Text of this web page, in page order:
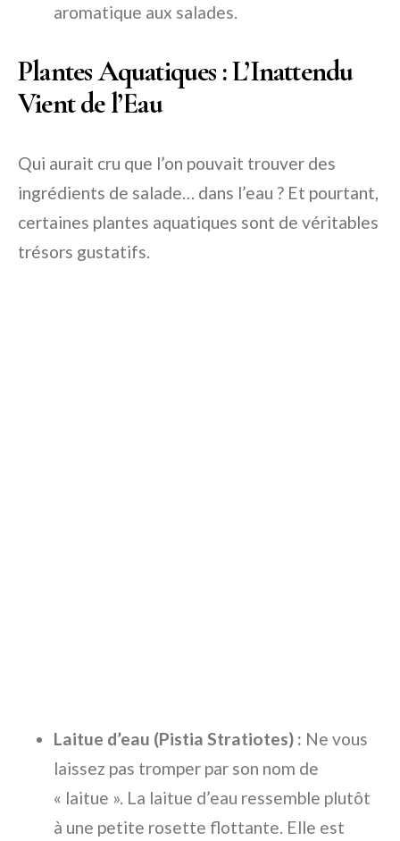
aromatique aux salades.
Plantes Aquatiques : L’Inattendu
Vient de l’Eau
Qui aurait cru que l’on pouvait trouver des
ingrédients de salade… dans l’eau ? Et pourtant,
certaines plantes aquatiques sont de véritables
trésors gustatifs.
Laitue d’eau (Pistia Stratiotes) : Ne vous
laissez pas tromper par son nom de
« laitue ». La laitue d’eau ressemble plutôt
à une petite rosette flottante. Elle est